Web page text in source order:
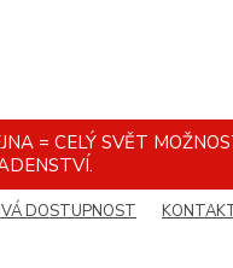
= CELÝ SVĚT
DOSTUPNOST